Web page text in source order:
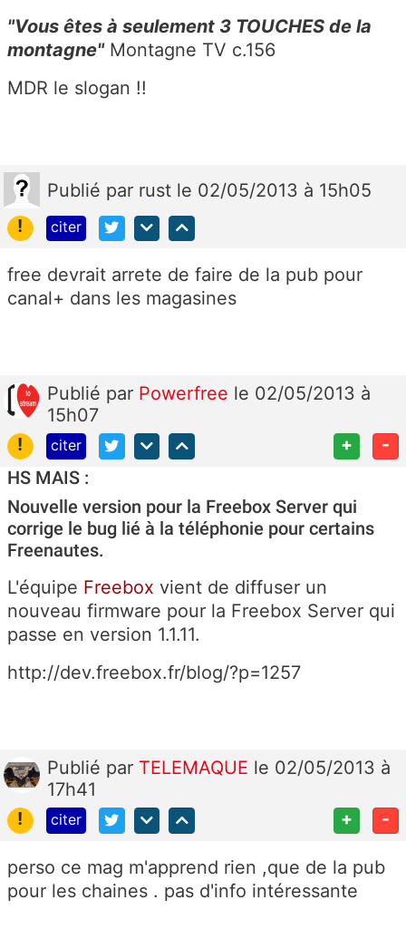
"Vous êtes à seulement 3 TOUCHES de la
montagne" Montagne TV c.156
MDR le slogan !!
Publié par rust le 02/05/2013 à 15h05
!
citer
free devrait arrete de faire de la pub pour
canal+ dans les magasines
Publié par Powerfree le 02/05/2013 à
15h07
!
citer +
-
HS MAIS :
Nouvelle version pour la Freebox Server qui
corrige le bug lié à la téléphonie pour certains
Freenautes.
L'équipe Freebox vient de diffuser un
nouveau firmware pour la Freebox Server qui
passe en version 1.1.11.
http://dev.freebox.fr/blog/?p=1257
Publié par TELEMAQUE le 02/05/2013 à
17h41
!
citer + -
perso ce mag m'apprend rien ,que de la pub
pour les chaines . pas d'info intéressante